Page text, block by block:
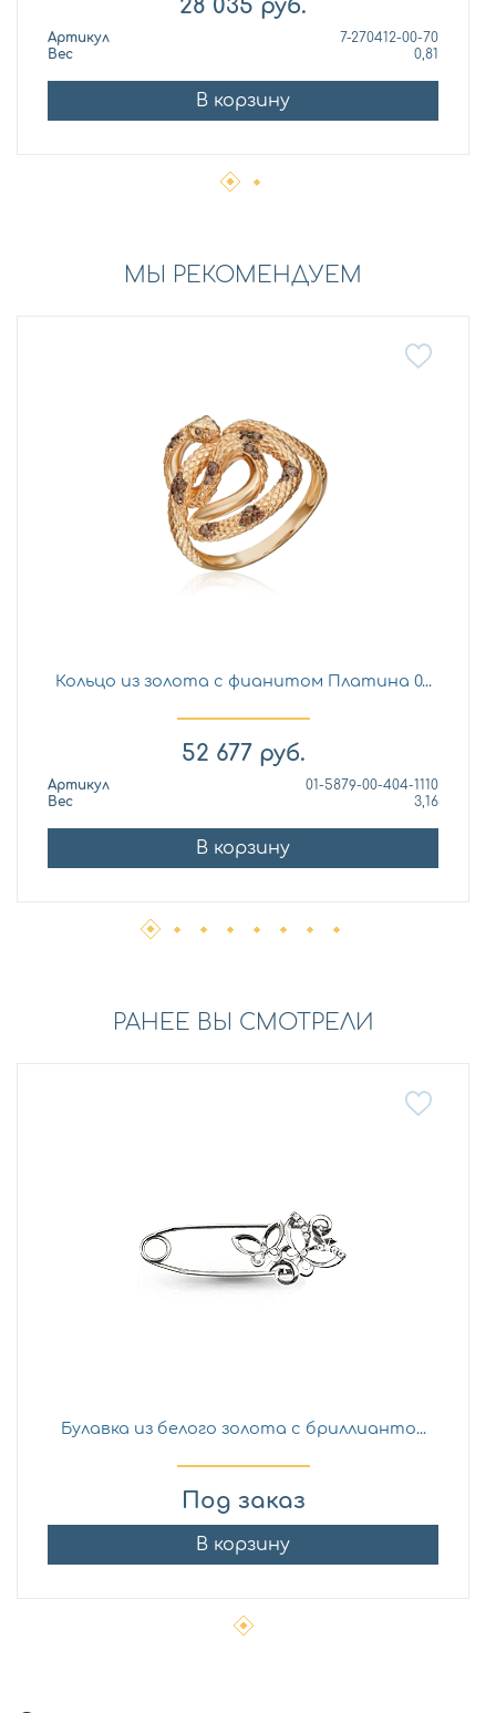
28 035 руб.
Артикул
7-270412-00-70
Вес
0,81
В корзину
МЫ РЕКОМЕНДУЕМ
Кольцо из золота с фианитом Платина 0...
52 677 руб.
Артикул
01-5879-00-404-1110
Вес
3,16
В корзину
РАНЕЕ ВЫ СМОТРЕЛИ
Булавка из белого золота с бриллианто...
Под заказ
В корзину